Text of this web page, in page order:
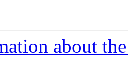
about